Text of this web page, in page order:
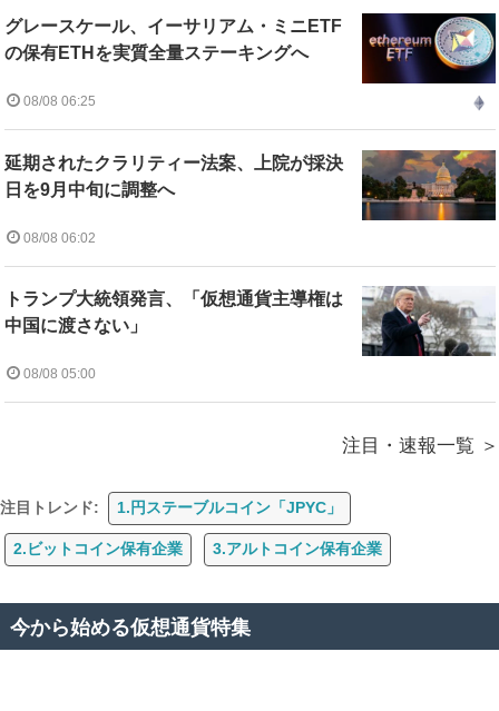
グレースケール、イーサリアム・ミニETF
の保有ETHを実質全量ステーキングへ
08/08 06:25
延期されたクラリティー法案、上院が採決
日を9月中旬に調整へ
08/08 06:02
トランプ大統領発言、「仮想通貨主導権は
中国に渡さない」
08/08 05:00
注目・速報一覧
注目トレンド: 1.円ステーブルコイン「JPYC」
2.ビットコイン保有企業 3.アルトコイン保有企業
今から始める仮想通貨特集